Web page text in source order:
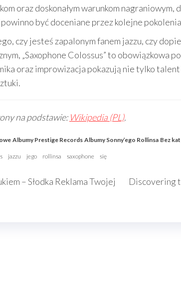
oraz doskonałym warunkom nagraniowym,
być doceniane przez kolejne
czy jesteś zapalonym fanem jazzu, czy
„Saxophone Colossus” to obowiązkowa
oraz improwizacja pokazują nie tylko talent
na podstawie: Wikipedia (PL).
Albumy Prestige Records Albumy Sonny’ego Rollinsa Bez
jazzu jego rollinsa saxophone się
– Słodka Reklama Twojej
Discovering